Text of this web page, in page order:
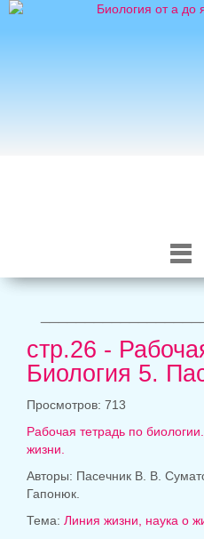
стр.26 -
Биология 5.
Просмотров: 713
Рабочая тетрадь по
жизни.
Авторы: Пасечник В. В.
Гапонюк.
Тема: Линия жизни, наука о